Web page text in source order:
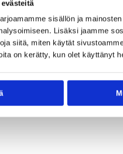
sisällön ja
Lisäksi jaamme
siitä, miten käytät
on kerätty, kun olet käyttänyt